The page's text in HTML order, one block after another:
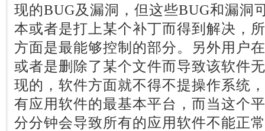
现的BUG及漏洞，但这些BUG和漏洞
本或者是打上某个补丁而得到解决，
方面是最能够控制的部分。另外用户
或者是删除了某个文件而导致该软件
现的，软件方面就不得不提操作系统
有应用软件的最基本平台，而当这个
分分钟会导致所有的应用软件不能正